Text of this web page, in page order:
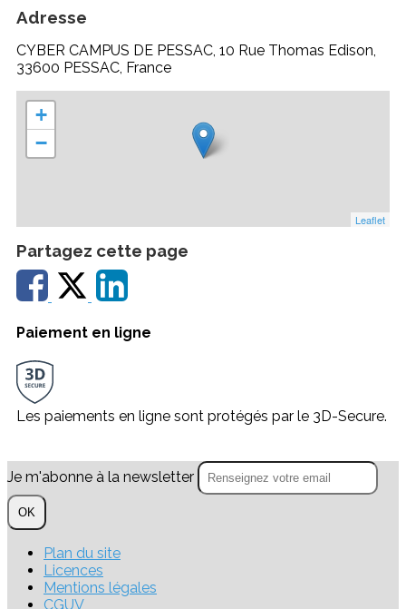
Adresse
CYBER CAMPUS DE PESSAC, 10 Rue Thomas Edison,
33600 PESSAC, France
+
−
Leaflet
Partagez cette page
Paiement en ligne
Les paiements en ligne sont protégés par le 3D-Secure.
Je m'abonne à la newsletter
OK
Plan du site
Licences
Mentions légales
CGUV